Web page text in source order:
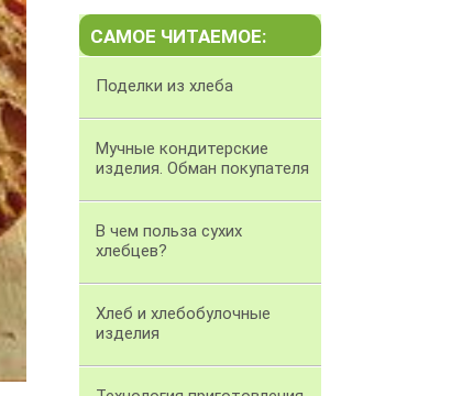
САМОЕ ЧИТАЕМОЕ:
Поделки из хлеба
Мучные кондитерские
изделия. Обман покупателя
В чем польза сухих
хлебцев?
Хлеб и хлебобулочные
изделия